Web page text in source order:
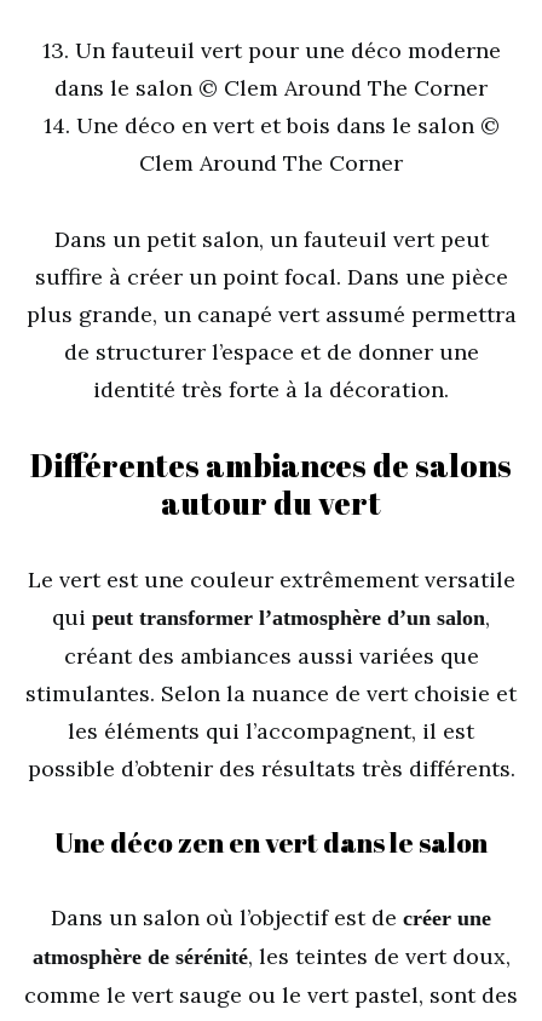
13. Un fauteuil vert pour une déco moderne
dans le salon © Clem Around The Corner
14. Une déco en vert et bois dans le salon ©
Clem Around The Corner
Dans un petit salon, un fauteuil vert peut
suffire à créer un point focal. Dans une pièce
plus grande, un canapé vert assumé permettra
de structurer l’espace et de donner une
identité très forte à la décoration.
Différentes ambiances de salons
autour du vert
Le vert est une couleur extrêmement versatile
qui peut transformer l’atmosphère d’un salon,
créant des ambiances aussi variées que
stimulantes. Selon la nuance de vert choisie et
les éléments qui l’accompagnent, il est
possible d’obtenir des résultats très différents.
Une déco zen en vert dans le salon
Dans un salon où l’objectif est de créer une
atmosphère de sérénité, les teintes de vert doux,
comme le vert sauge ou le vert pastel, sont des